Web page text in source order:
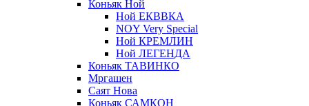
Коньяк Ной
Ной ЕКВВКА
NOY Very Special
Ной КРЕМЛИН
Ной ЛЕГЕНДА
Коньяк ТАВИНКО
Мргашен
Саят Нова
Коньяк САМКОН